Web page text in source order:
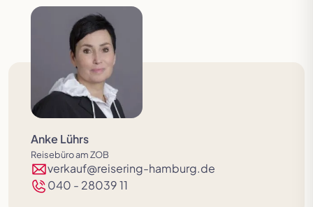
Anke Lührs
Reisebüro am ZOB
verkauf@reisering-hamburg.de
040 - 28039 11